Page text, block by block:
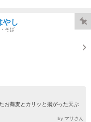
やし
そば
お蕎麦とカリッと揚がった天ぷ
by マサさん